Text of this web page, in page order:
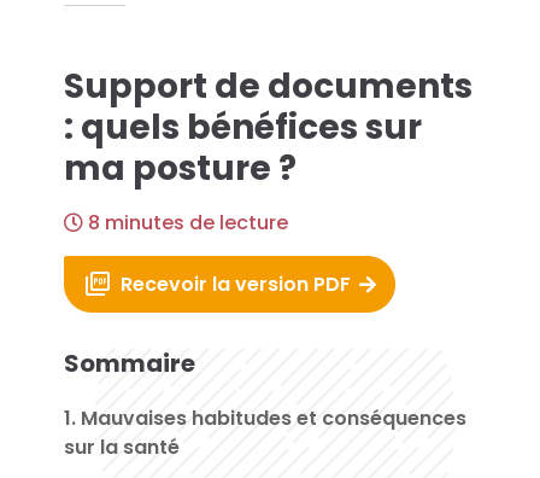
Azergo
Support de documents
: quels bénéfices sur
ma posture ?
8 minutes de lecture
Recevoir la version PDF
Sommaire
1. Mauvaises habitudes et conséquences
sur la santé